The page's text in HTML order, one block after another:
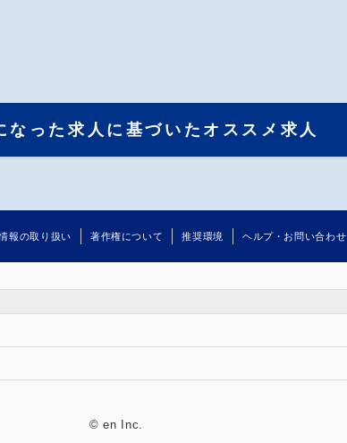
なった求人に基づいたオススメ求人
報の取り扱い 著作権について 推奨環境 ヘルプ・お問い合わせ
© en Inc.